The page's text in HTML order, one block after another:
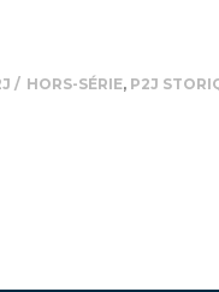
HORS-SÉRIE, P2J